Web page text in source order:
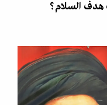
هدف السلام؟